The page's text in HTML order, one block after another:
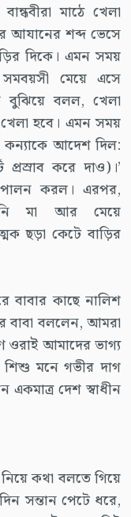
মাঠে খেলা
আযানের শব্দ ভেসে
দিকে। এমন সময়
সমবয়সী মেয়ে এসে
বুঝিয়ে বলল, খেলা
হবে। এমন সময়
আদেশ দিল:
করে দাও)।’
করল। এরপর,
মা আর মেয়ে
ছড়া কেটে বাড়ির
বাবার কাছে নালিশ
বাবা বললেন, আমরা
ওরাই আমাদের ভাগ্য
শিশু মনে গভীর দাগ
দেশ স্বাধীন
কথা বলতে গিয়ে
সন্তান পেটে ধরে,